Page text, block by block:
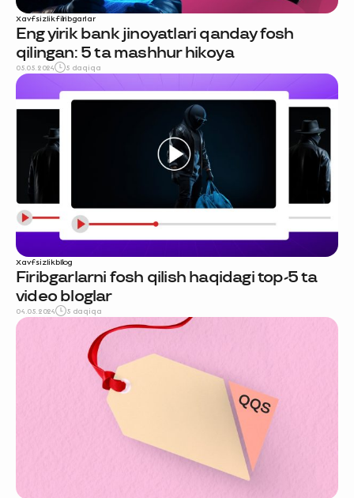
Xavfsizlikfiribgarlar
Eng yirik bank jinoyatlari qanday fosh
qilingan: 5 ta mashhur hikoya
05.05.2024 5 daqiqa
Xavfsizlikblog
Firibgarlarni fosh qilish haqidagi top-5 ta
video bloglar
04.05.2024 5 daqiqa